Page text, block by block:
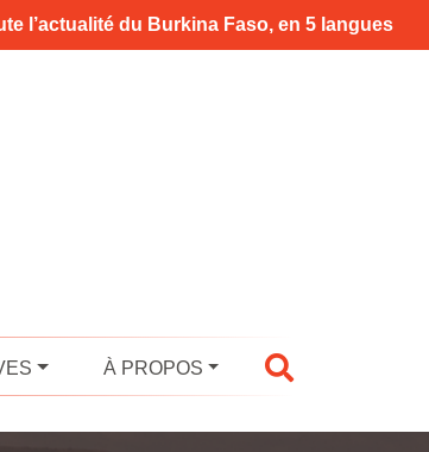
l’actualité du Burkina Faso, en 5 langues
À PROPOS